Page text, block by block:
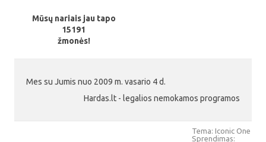
Mūsų nariais jau tapo
15191
žmonės!
Mes su Jumis nuo 2009 m. vasario 4 d.
Hardas.lt - legalios nemokamos programos
Tema: Iconic One
Sprendimas: